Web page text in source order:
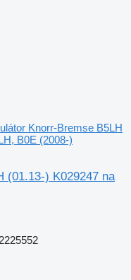
Knorr-Bremse B5LH
B0E (2008-)
(01.13-) K029247 na